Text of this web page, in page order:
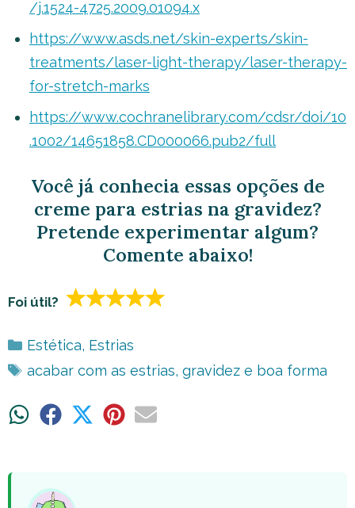
/j.1524-4725.2009.01094.x
https://www.asds.net/skin-experts/skin-
treatments/laser-light-therapy/laser-therapy-
for-stretch-marks
https://www.cochranelibrary.com/cdsr/doi/10
.1002/14651858.CD000066.pub2/full
Você já conhecia essas opções de
creme para estrias na gravidez?
Pretende experimentar algum?
Comente abaixo!
Foi útil?
Categorias
Estética, Estrias
Tags
acabar com as estrias, gravidez e boa forma
ShareShare ShareShareShare